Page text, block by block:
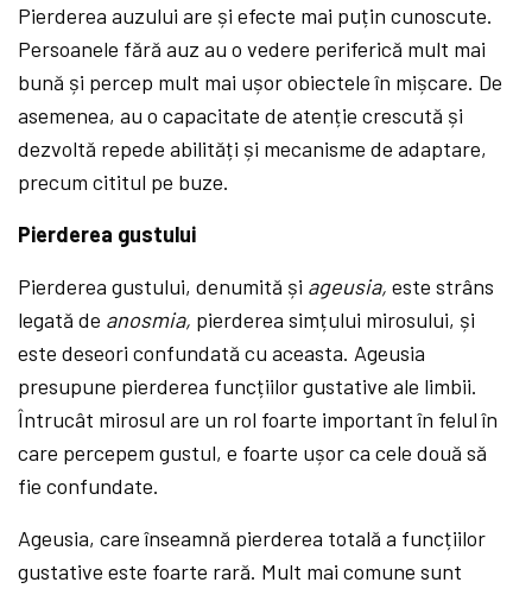
Pierderea auzului are și efecte mai puțin cunoscute.
Persoanele fără auz au o vedere periferică mult mai
bună și percep mult mai ușor obiectele în mișcare. De
asemenea, au o capacitate de atenție crescută și
dezvoltă repede abilități și mecanisme de adaptare,
precum cititul pe buze.
Pierderea gustului
Pierderea gustului, denumită și ageusia,este strâns
legată de anosmia, pierderea simțului mirosului, și
este deseori confundată cu aceasta. Ageusia
presupune pierderea funcțiilor gustative ale limbii.
Întrucât mirosul are un rol foarte important în felul în
care percepem gustul, e foarte ușor ca cele două să
fie confundate.
Ageusia, care înseamnă pierderea totală a funcțiilor
gustative este foarte rară. Mult mai comune sunt